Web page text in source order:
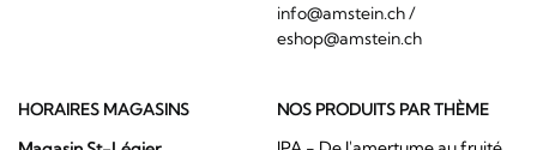
info@amstein.ch/
eshop@amstein.ch
HORAIRES MAGASINS NOS PRODUITS PAR THÈME